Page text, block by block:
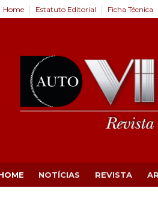
Home Estatuto Editorial Ficha Técnica
NOTÍCIAS REVISTA